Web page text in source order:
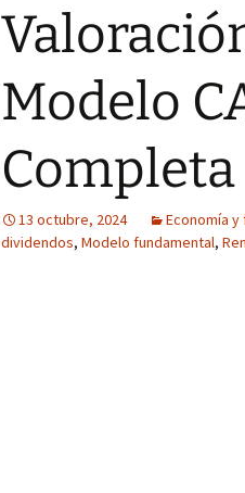
Modelo
Completa
13 octubre, 2024 Economía y
dividendos, Modelo fundamental,